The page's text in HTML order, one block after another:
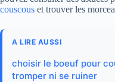
couscous et trouver les
A LIRE AUSSI
choisir le boeuf pour
tromper ni se ruiner